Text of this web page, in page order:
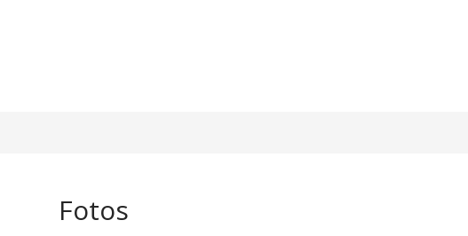
Fotos